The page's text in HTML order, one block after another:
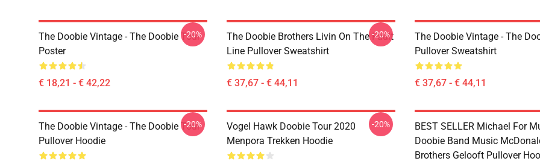
The Doobie Vintage - The Doobie Tour
Poster
€ 18,21 - € 42,22
-20%
The Doobie Brothers Livin On The Fault
Line Pullover Sweatshirt
€ 37,67 - € 44,11
-20%
The Doobie Vintage - The
Pullover Sweatshirt
€ 37,67 - € 44,11
The Doobie Vintage - The Doobie Tour
Pullover Hoodie
-20%
Vogel Hawk Doobie Tour 2020
Menpora Trekken Hoodie
-20%
BEST SELLER Michael For
Doobie Band Music
Brothers Gelooft Pullover